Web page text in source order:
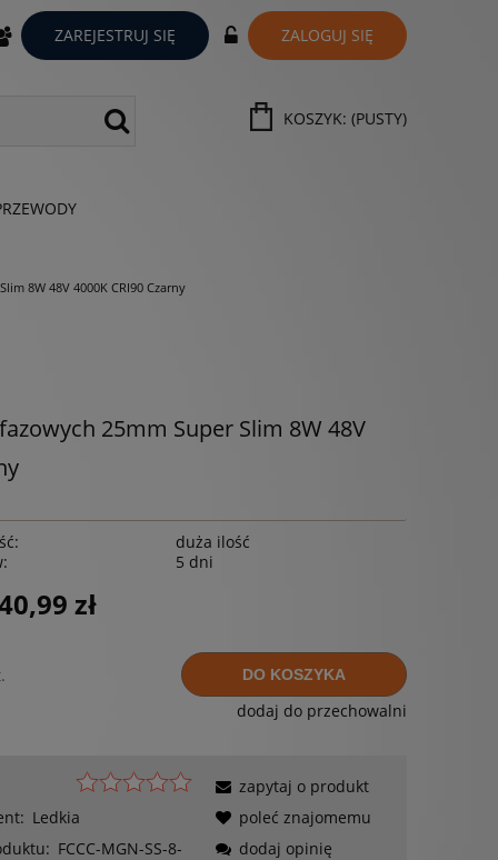
ZAREJESTRUJ SIĘ ZALOGUJ SIĘ
KOSZYK: (PUSTY)
8W 48V 4000K CRI90 Czarny
25mm Super Slim 8W 48V
duża ilość
5 dni
zł
DO KOSZYKA
dodaj do przechowalni
Ledkia
FCCC-MGN-SS-8-
zapytaj o produkt
poleć znajomemu
dodaj opinię